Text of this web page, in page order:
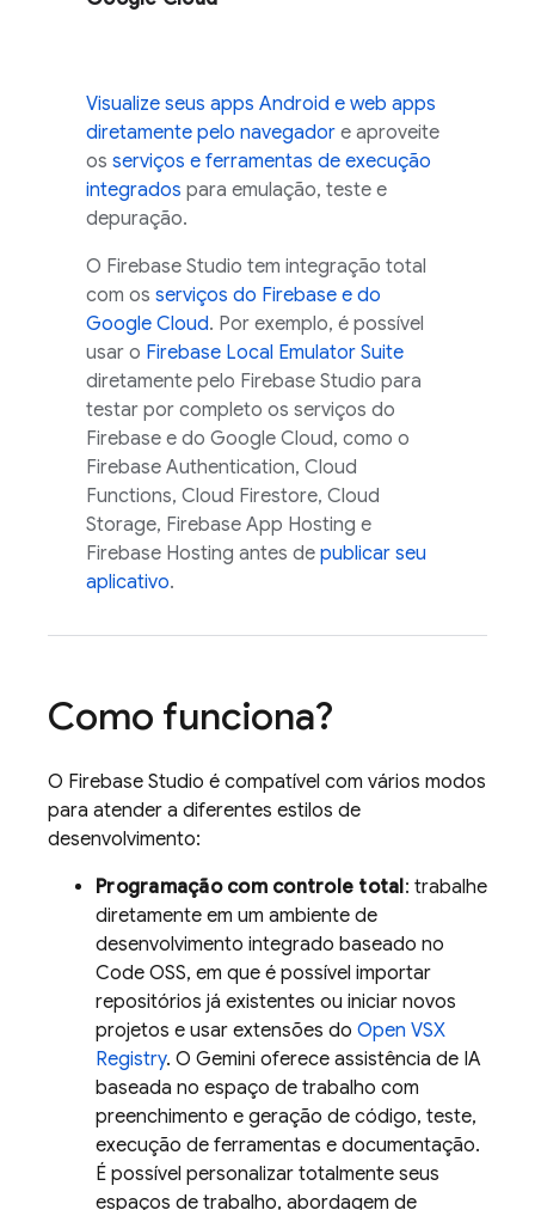
Visualize seus apps Android e web apps
diretamente pelo navegador e aproveite
os serviços e ferramentas de execução
integrados para emulação, teste e
depuração.
O Firebase Studio tem integração total
com os serviços do Firebase e do
Google Cloud. Por exemplo, é possível
usar o Firebase Local Emulator Suite
diretamente pelo Firebase Studio para
testar por completo os serviços do
Firebase e do Google Cloud, como o
Firebase Authentication, Cloud
Functions, Cloud Firestore, Cloud
Storage, Firebase App Hosting e
Firebase Hosting antes de publicar seu
aplicativo.
Como funciona?
O Firebase Studio é compatível com vários modos
para atender a diferentes estilos de
desenvolvimento:
Programação com controle total: trabalhe
diretamente em um ambiente de
desenvolvimento integrado baseado no
Code OSS, em que é possível importar
repositórios já existentes ou iniciar novos
projetos e usar extensões do Open VSX
Registry. O Gemini oferece assistência de IA
baseada no espaço de trabalho com
preenchimento e geração de código, teste,
execução de ferramentas e documentação.
É possível personalizar totalmente seus
espaços de trabalho, abordagem de